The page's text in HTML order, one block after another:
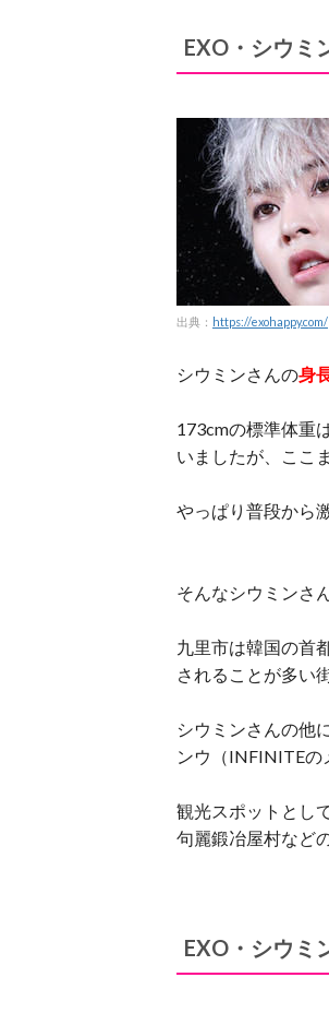
EXO・シウミ
出典： https://exohappy.com/
シウミンさんの身
173cmの標準体重
いましたが、ここ
やっぱり普段から
そんなシウミンさ
九里市は韓国の首
されることが多い
シウミンさんの他
ンウ（INFINITEの
観光スポットとし
句麗鍛冶屋村など
EXO・シウミ